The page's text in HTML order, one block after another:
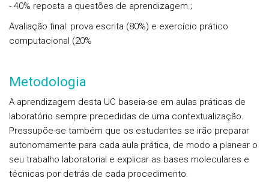
- 40% reposta a questões de aprendizagem.;
Avaliação final: prova escrita (80%) e exercício prático
computacional (20%
Metodologia
A aprendizagem desta UC baseia-se em aulas práticas de
laboratório sempre precedidas de uma contextualização.
Pressupõe-se também que os estudantes se irão preparar
autonomamente para cada aula prática, de modo a planear o
seu trabalho laboratorial e explicar as bases moleculares e
técnicas por detrás de cada procedimento.